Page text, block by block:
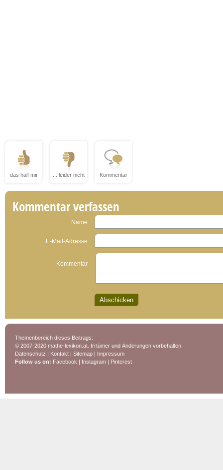
das half mir ... leider nicht Kommentar
Kommentar verfassen
Name
E-Mail-Adresse
Kommentar
Themenbereich dieses Beitrags:
© 2007-2020 mathe-lexikon.at. Irrtümer und Änderungen vorbehalten.
Datenschutz | Kontakt | Sitemap | Impressum
Follow us on: Facebook | Instagram | Pinterest